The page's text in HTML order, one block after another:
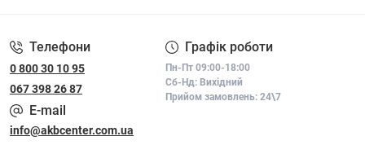
Телефони
0 800 30 10 95
067 398 26 87
Графік роботи
Пн-Пт 09:00-18:00
Сб-Нд: Вихідний
Прийом замовлень: 24\7
E-mail
info@akbcenter.com.ua